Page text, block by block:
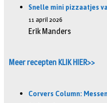
Snelle mini pizzaatjes
11 april 2026
Erik Manders
Meer recepten KLIK HIER>>
Corvers Column: